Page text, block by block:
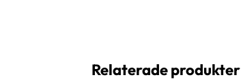
Relaterade produkter